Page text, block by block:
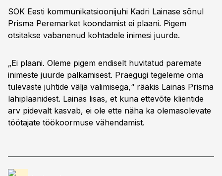
SOK Eesti kommunikatsioonijuhi Kadri Lainase sõnul
Prisma Peremarket koondamist ei plaani. Pigem
otsitakse vabanenud kohtadele inimesi juurde.
„Ei plaani. Oleme pigem endiselt huvitatud paremate
inimeste juurde palkamisest. Praegugi tegeleme oma
tulevaste juhtide välja valimisega,“ rääkis Lainas Prisma
lähiplaanidest. Lainas lisas, et kuna ettevõte klientide
arv pidevalt kasvab, ei ole ette näha ka olemasolevate
töötajate töökoormuse vähendamist.